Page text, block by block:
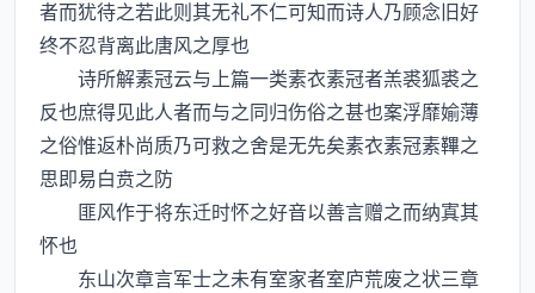
者而犹待之若此则其无礼不仁可知而诗人乃顾念旧好
终不忍背离此唐风之厚也
诗所解素冠云与上篇一类素衣素冠者羔裘狐裘之
反也庶得见此人者而与之同归伤俗之甚也案浮靡媮薄
之俗惟返朴尚质乃可救之舍是无先矣素衣素冠素鞸之
思即易白贲之防
匪风作于将东迁时怀之好音以善言赠之而纳寘其
怀也
东山次章言军士之未有室家者室庐荒废之状三章